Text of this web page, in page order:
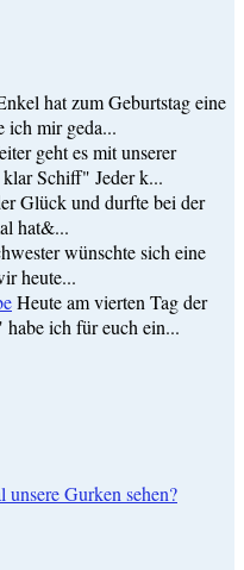
hat zum Geburtstag eine
ich mir geda...
geht es mit unserer
Schiff" Jeder k...
Glück und durfte bei der
hat&...
wünschte sich eine
heute...
Heute am vierten Tag der
ich für euch ein...
Gurken sehen?